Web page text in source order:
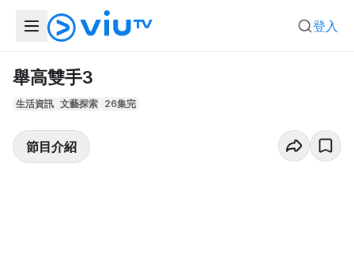
登入
舉高雙手3
生活資訊 文藝探索 26集完
節目介紹